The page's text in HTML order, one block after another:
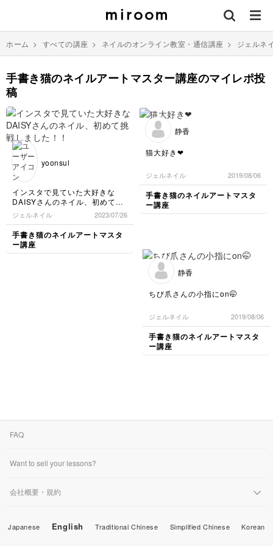
ホーム > すべての講座 > ネイルのオンライン教室・通信講座 > ジェルネ
手書き猫のネイルアートマスター講座のマイレポ投
稿
yoonsul
インスタで見ていた大好きな
DAISYさんのネイル、初めて挑
戦しました！！目と口が難しか
ったです、、これからもチャレ
ンジし続けます！！
ジェルネイル 2023/07/26
手書き猫のネイルアートマスタ
ー講座
静香
猫大好き❤
ジェルネイル 2019/08/06
手書き猫のネイルアートマスタ
ー講座
静香
ちび爪さんの小指にon🤭
ジェルネイル 2019/08/06
手書き猫のネイルアートマスタ
ー講座
FAQ
Want to sell your lessons?
会社概要・規約
Japanese English Traditional Chinese Simplified Chinese Korean